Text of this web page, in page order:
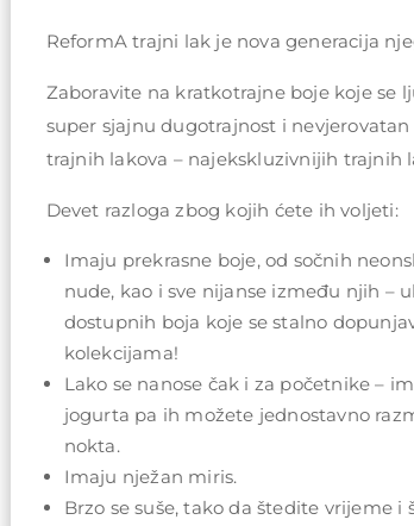
ReformA trajni lak je nova generacija
Zaboravite na kratkotrajne boje koje se
super sjajnu dugotrajnost i
trajnih lakova – najekskluzivnijih trajnih
Devet razloga zbog kojih ćete ih voljeti:
Imaju prekrasne boje, od sočnih
nude, kao i sve nijanse između njih –
dostupnih boja koje se stalno
kolekcijama!
Lako se nanose čak i za početnike –
jogurta pa ih možete jednostavno
nokta.
Imaju nježan miris.
Brzo se suše, tako da štedite vrijeme i